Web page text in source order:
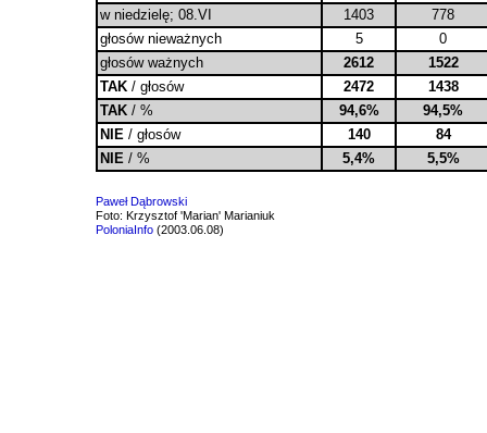
w niedzielę; 08.VI
1403
778
głosów nieważnych
5
0
głosów ważnych
2612
1522
TAK / głosów 2472
1438
TAK / % 94,6%
94,5%
NIE / głosów 140
84
NIE / % 5,4% 5,5%
Paweł Dąbrowski
Foto: Krzysztof 'Marian' Marianiuk
PoloniaInfo (2003.06.08)